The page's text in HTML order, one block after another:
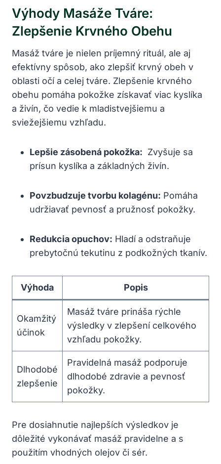
Výhody Masáže Tváre:
Zlepšenie Krvného Obehu
Masáž tváre je nielen príjemný ⁢rituál, ale aj
efektívny spôsob, ako zlepšiť ⁤krvný obeh v
oblasti ‍očí a ​celej tváre. Zlepšenie krvného⁣
obehu pomáha pokožke získavať viac kyslíka
a živín, čo vedie⁤ k mladistvejšiemu a
sviežejšiemu vzhľadu.
Lepšie zásobená pokožka: ⁢ Zvyšuje sa
prísun kyslíka a základných živín.
Povzbudzuje tvorbu kolagénu: Pomáha
udržiavať pevnosť‍ a pružnosť pokožky.
Redukcia opuchov: Hladí ‌a ⁣odstraňuje
prebytočnú tekutinu z podkožných tkanív.
Výhoda Popis
Okamžitý
účinok
Masáž tváre prináša rýchle
výsledky v zlepšení celkového
vzhľadu pokožky.
Dlhodobé
zlepšenie
Pravidelná masáž podporuje
dlhodobé zdravie a pevnosť
pokožky.
Pre dosiahnutie najlepších výsledkov je
⁤dôležité vykonávať masáž pravidelne a s
použitím vhodných olejov či sér.